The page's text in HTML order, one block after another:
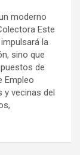
moderno
Este
la
sino que
de
Empleo
y vecinas del